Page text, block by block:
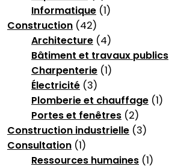
Informatique (1)
Construction (42)
Architecture (4)
Bâtiment et travaux publics
Charpenterie (1)
Électricité (3)
Plomberie et chauffage (1)
Portes et fenêtres (2)
Construction industrielle (3)
Consultation (1)
Ressources humaines (1)